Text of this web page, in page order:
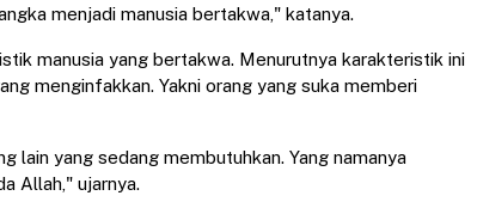
menjadi manusia bertakwa," katanya.
manusia yang bertakwa. Menurutnya karakteristik ini
menginfakkan. Yakni orang yang suka memberi
lain yang sedang membutuhkan. Yang namanya
Allah," ujarnya.